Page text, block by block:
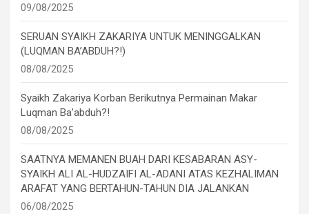
09/08/2025
SERUAN SYAIKH ZAKARIYA UNTUK MENINGGALKAN
(LUQMAN BA’ABDUH?!)
08/08/2025
Syaikh Zakariya Korban Berikutnya Permainan Makar
Luqman Ba’abduh?!
08/08/2025
SAATNYA MEMANEN BUAH DARI KESABARAN ASY-
SYAIKH ALI AL-HUDZAIFI AL-ADANI ATAS KEZHALIMAN
ARAFAT YANG BERTAHUN-TAHUN DIA JALANKAN
06/08/2025